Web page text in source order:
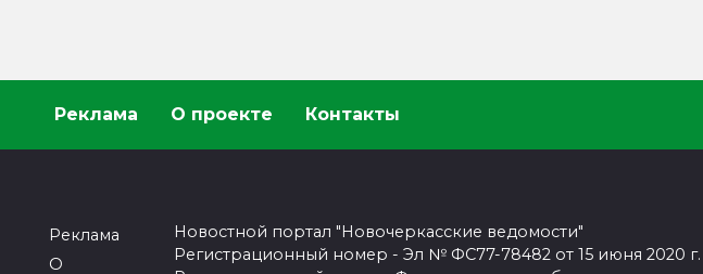
Реклама О проекте Контакты
Реклама
О
Новостной портал "Новочеркасские ведомости"
Регистрационный номер - Эл № ФС77-78482 от 15 июня 2020 г.